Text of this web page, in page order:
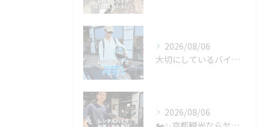
2026/08/06
大切にしているバイクが修理中でも、心配は無用です🏍️
2026/08/06